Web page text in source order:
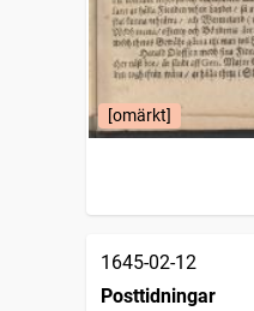
[omärkt]
1645-02-12
Posttidningar